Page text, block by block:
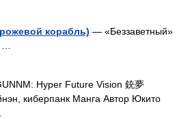
корабль) — «Беззаветный»
Hyper Future Vision 銃夢
киберпанк Манга Автор Юкито